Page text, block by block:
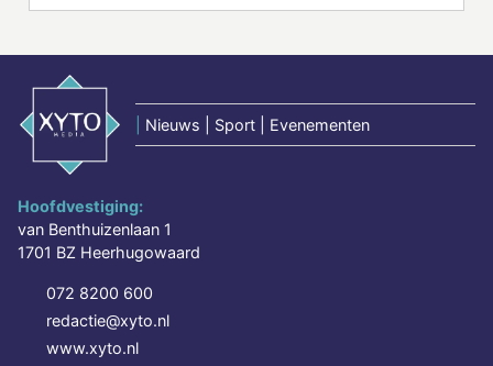
Nieuws | Sport | Evenementen
Hoofdvestiging:
van Benthuizenlaan 1
1701 BZ Heerhugowaard
072 8200 600
redactie@xyto.nl
www.xyto.nl